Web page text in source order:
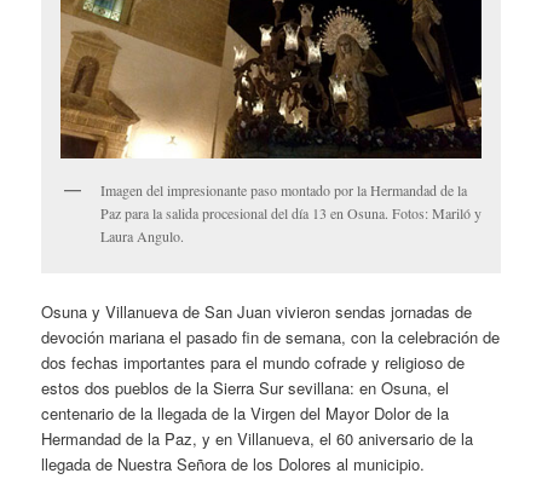
Imagen del impresionante paso montado por la Hermandad de la
Paz para la salida procesional del día 13 en Osuna. Fotos: Mariló y
Laura Angulo.
Osuna y Villanueva de San Juan vivieron sendas jornadas de
devoción mariana el pasado fin de semana, con la celebración de
dos fechas importantes para el mundo cofrade y religioso de
estos dos pueblos de la Sierra Sur sevillana: en Osuna, el
centenario de la llegada de la Virgen del Mayor Dolor de la
Hermandad de la Paz, y en Villanueva, el 60 aniversario de la
llegada de Nuestra Señora de los Dolores al municipio.